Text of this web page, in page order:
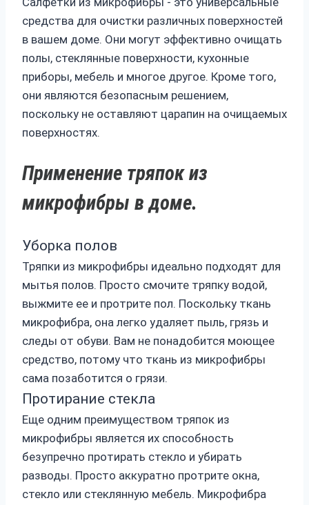
средства для очистки различных поверхностей
в вашем доме. Они могут эффективно очищать
полы, стеклянные поверхности, кухонные
приборы, мебель и многое другое. Кроме того,
они являются безопасным решением,
поскольку не оставляют царапин на очищаемых
поверхностях.
Применение тряпок из
микрофибры в доме.
Уборка полов
Тряпки из микрофибры идеально подходят для
мытья полов. Просто смочите тряпку водой,
выжмите ее и протрите пол. Поскольку ткань
микрофибра, она легко удаляет пыль, грязь и
следы от обуви. Вам не понадобится моющее
средство, потому что ткань из микрофибры
сама позаботится о грязи.
Протирание стекла
Еще одним преимуществом тряпок из
микрофибры является их способность
безупречно протирать стекло и убирать
разводы. Просто аккуратно протрите окна,
стекло или стеклянную мебель. Микрофибра